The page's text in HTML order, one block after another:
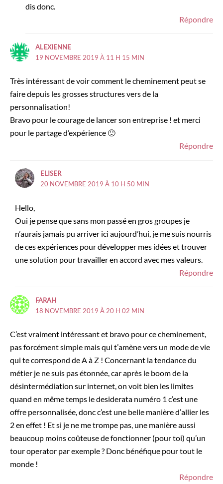
dis donc.
Répondre
ALEXIENNE
19 NOVEMBRE 2019 À 11 H 15 MIN
Très intéressant de voir comment le cheminement peut se
faire depuis les grosses structures vers de la
personnalisation!
Bravo pour le courage de lancer son entreprise ! et merci
pour le partage d’expérience 🙂
Répondre
ELISER
20 NOVEMBRE 2019 À 10 H 50 MIN
Hello,
Oui je pense que sans mon passé en gros groupes je
n’aurais jamais pu arriver ici aujourd’hui, je me suis nourris
de ces expériences pour développer mes idées et trouver
une solution pour travailler en accord avec mes valeurs.
Répondre
FARAH
18 NOVEMBRE 2019 À 20 H 02 MIN
C’est vraiment intéressant et bravo pour ce cheminement,
pas forcément simple mais qui t’amène vers un mode de vie
qui te correspond de A à Z ! Concernant la tendance du
métier je ne suis pas étonnée, car après le boom de la
désintermédiation sur internet, on voit bien les limites
quand en même temps le desiderata numéro 1 c’est une
offre personnalisée, donc c’est une belle manière d’allier les
2 en effet ! Et si je ne me trompe pas, une manière aussi
beaucoup moins coûteuse de fonctionner (pour toi) qu’un
tour operator par exemple ? Donc bénéfique pour tout le
monde !
Répondre